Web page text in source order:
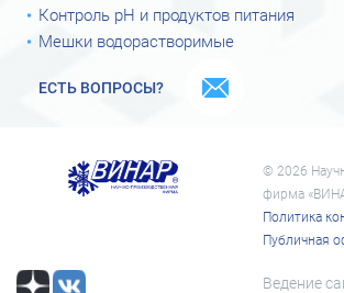
Контроль рН и продуктов питания
Мешки водорастворимые
ЕСТЬ ВОПРОСЫ?
© 2026
фирма
Политика
Публичная
Ведение